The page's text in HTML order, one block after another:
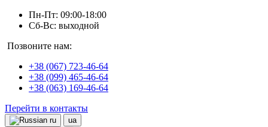
Пн-Пт: 09:00-18:00
Сб-Вс: выходной
Позвоните нам:
+38 (067) 723-46-64
+38 (099) 465-46-64
+38 (063) 169-46-64
Перейти в контакты
ru
ua